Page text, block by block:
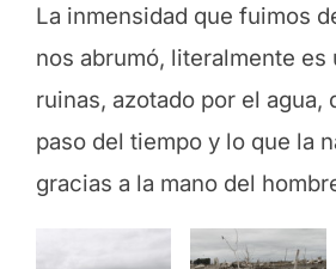
La inmensidad que fuimos
nos abrumó, literalmente es
ruinas, azotado por el agua,
paso del tiempo y lo que la
gracias a la mano del